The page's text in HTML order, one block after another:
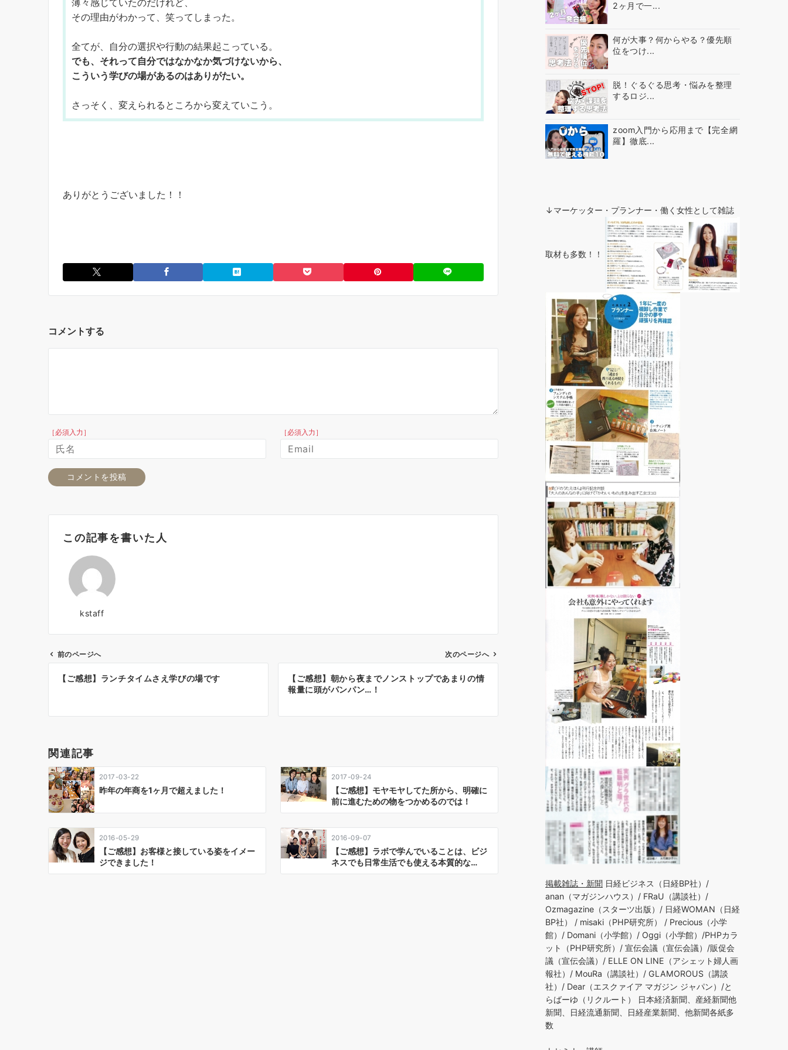
薄々感じていたのだけれど、
その理由がわかって、笑ってしまった。
全てが、自分の選択や行動の結果起こっている。
でも、それって自分ではなかなか気づけないから、
こういう学びの場があるのはありがたい。
さっそく、変えられるところから変えていこう。
ありがとうございました！！
コメントする
［必須入力］ ［必須入力］
この記事を書いた人
kstaff
ナ
ゲ
ー
シ
ョ
ン
前のページへ
【ご感想】ランチタイムさえ学びの場です
次のページへ
【ご感想】朝から夜までノンストップであまりの情
報量に頭がパンパン…！
関連記事
2017-03-22
昨年の年商を1ヶ月で超えました！
2017-09-24
【ご感想】モヤモヤしてた所から、明確に
前に進むための物をつかめるのでは！
2016-05-29
【ご感想】お客様と接している姿をイメー
ジできました！
2016-09-07
【ご感想】ラボで学んでいることは、ビジ
ネスでも日常生活でも使える本質的な…
2ヶ月で一...
何が大事？何からやる？優先順
位をつけ...
脱！ぐるぐる思考・悩みを整理
するロジ...
zoom入門から応用まで【完全網
羅】徹底...
↓マーケッター・プランナー・働く女性として雑誌
取材も多数！！
掲載雑誌・新聞 日経ビジネス（日経BP社）/
anan（マガジンハウス）/ FRaU（講談社）/
Ozmagazine（スターツ出版）/ 日経WOMAN（日経
BP社） / misaki（PHP研究所） / Precious（小学
館）/ Domani（小学館）/ Oggi（小学館）/PHPカラ
ット（PHP研究所）/ 宣伝会議（宣伝会議）/販促会
議（宣伝会議）/ ELLE ON LINE（アシェット婦人画
報社）/ MouRa（講談社）/ GLAMOROUS（講談
社）/ Dear（エスクァイア マガジン ジャパン）/と
らばーゆ（リクルート） 日本経済新聞、産経新聞他
新聞、日経流通新聞、日経産業新聞、他新聞各紙多
数